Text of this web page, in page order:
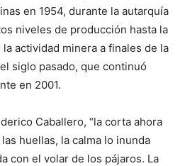
en 1954, durante la autarquía
niveles de producción hasta la
actividad minera a finales de la
siglo pasado, que continuó
en 2001.
Caballero, “la corta ahora
huellas, la calma lo inunda
con el volar de los pájaros. La